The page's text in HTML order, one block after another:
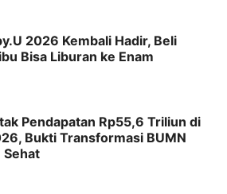
2026 Kembali Hadir, Beli
Bisa Liburan ke Enam
Pendapatan Rp55,6 Triliun di
Bukti Transformasi BUMN
Sehat